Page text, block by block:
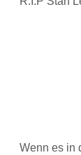
Wenn es in